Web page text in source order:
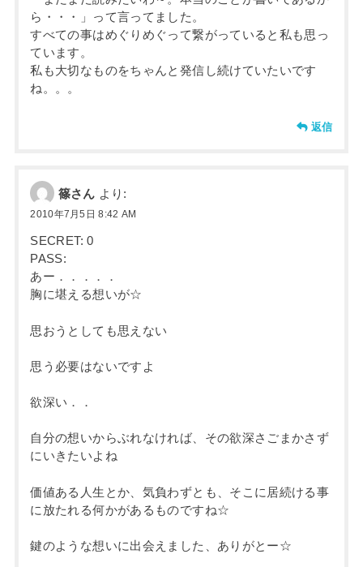
ら・・・」って言ってました。
すべての事はめぐりめぐって繋がっていると私も思っ
ています。
私も大切なものをちゃんと発信し続けていたいです
ね。。。
返信
篠さん より:
2010年7月5日 8:42 AM
SECRET: 0
PASS:
あー．．．．．
胸に堪える想いが☆
思おうとしても思えない
思う必要はないですよ
欲深い．．
自分の想いからぶれなければ、その欲深さごまかさず
にいきたいよね
価値ある人生とか、気負わずとも、そこに居続ける事
に放たれる何かがあるものですね☆
鍵のような想いに出会えました、ありがとー☆